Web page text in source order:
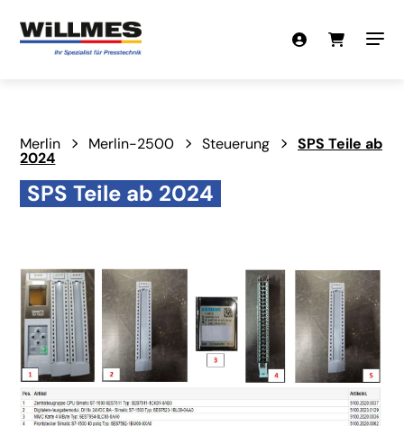
Merlin Merlin-2500 Steuerung SPS Teile ab
2024
SPS Teile ab 2024